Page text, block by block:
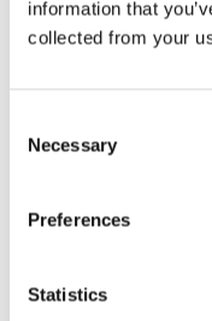
information that
collected from your
Selection
Necessary
Preferences
Statistics
Download PDF
Download PDF
Download PDF